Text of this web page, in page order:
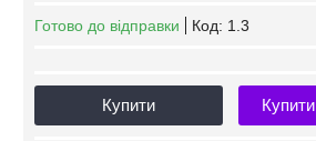
Готово до відправки Код: 1.3
Купити